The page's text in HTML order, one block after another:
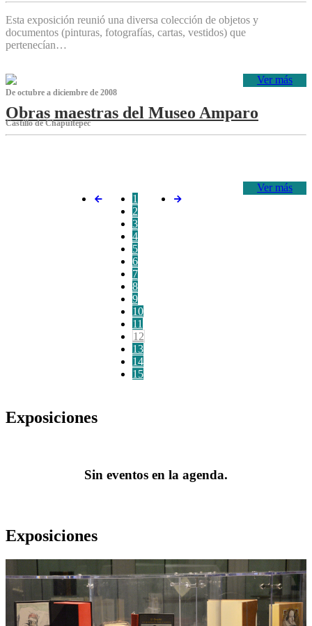
Esta exposición reunió una diversa colección de objetos y
documentos (pinturas, fotografías, cartas, vestidos) que
pertenecían…
Ver más
De octubre a diciembre de 2008
Obras maestras del Museo Amparo
Castillo de Chapultepec
Ver más
1
2
3
4
5
6
7
8
9
10
11
12
13
14
15
Exposiciones
Sin eventos en la agenda.
Exposiciones